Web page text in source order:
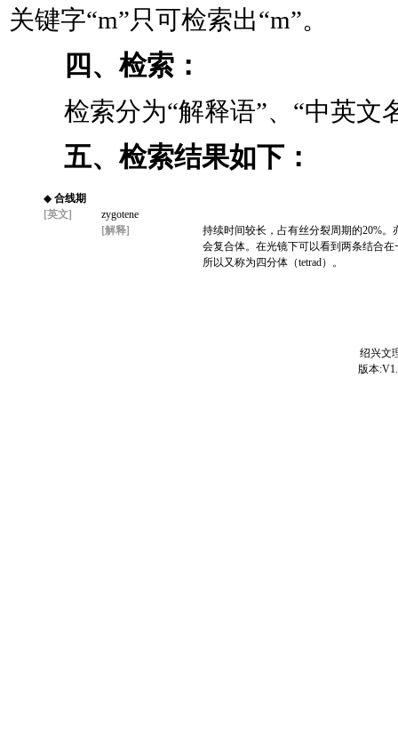
关键字“m”只可检索出“m”。
四、检索：
检索分为“解释语”、“中英
五、 检索结果如下：
◆ 合线期
[英文]
zygotene
[解释]
持续时间较长，占有丝分裂周期的20%
会复合体。在光镜下可以看到两条结合
所以又称为四分体（tetrad）。
绍兴文
版本